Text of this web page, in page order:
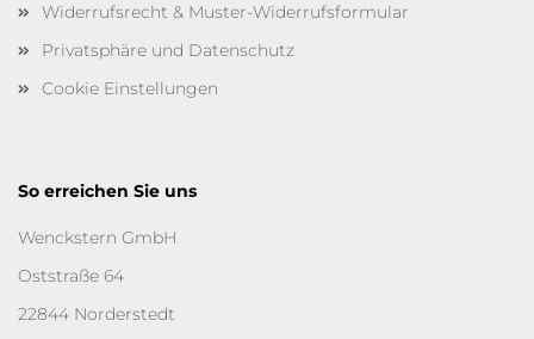
Widerrufsrecht & Muster-Widerrufsformular
Privatsphäre und Datenschutz
Cookie Einstellungen
So erreichen Sie uns
Wenckstern GmbH
Oststraße 64
22844 Norderstedt